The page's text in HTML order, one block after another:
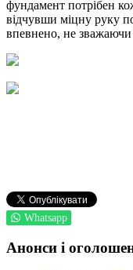
фундамент потрібен
відчувши міцну руку
впевнено, не зважаючи
Whatsapp
Анонси і